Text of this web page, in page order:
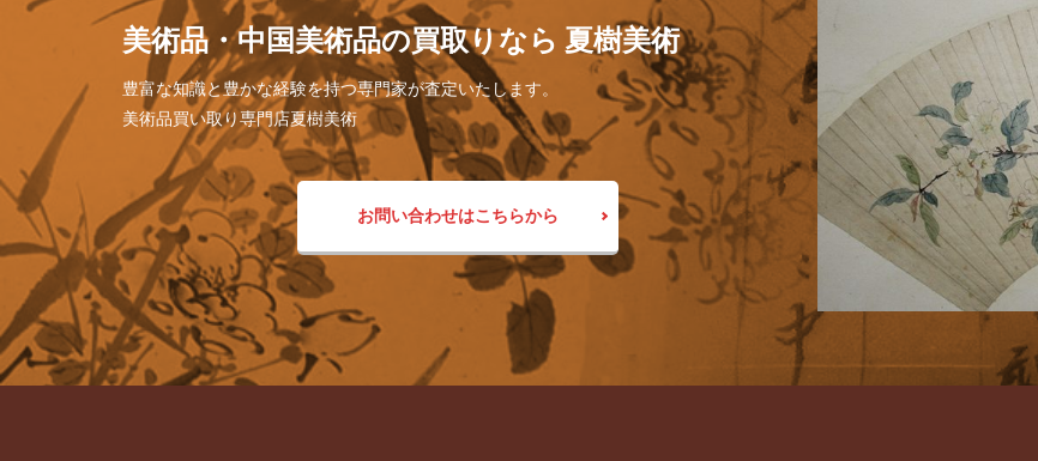
美術品・中国美術品の買取りなら 夏樹美術
豊富な知識と豊かな経験を持つ専門家が査定いたします。
美術品買い取り専門店夏樹美術
お問い合わせはこちらから